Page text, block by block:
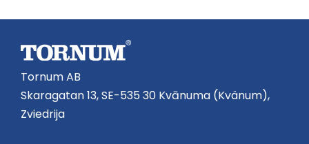
Tornum AB
Skaragatan 13, SE-535 30 Kvānuma (Kvänum),
Zviedrija